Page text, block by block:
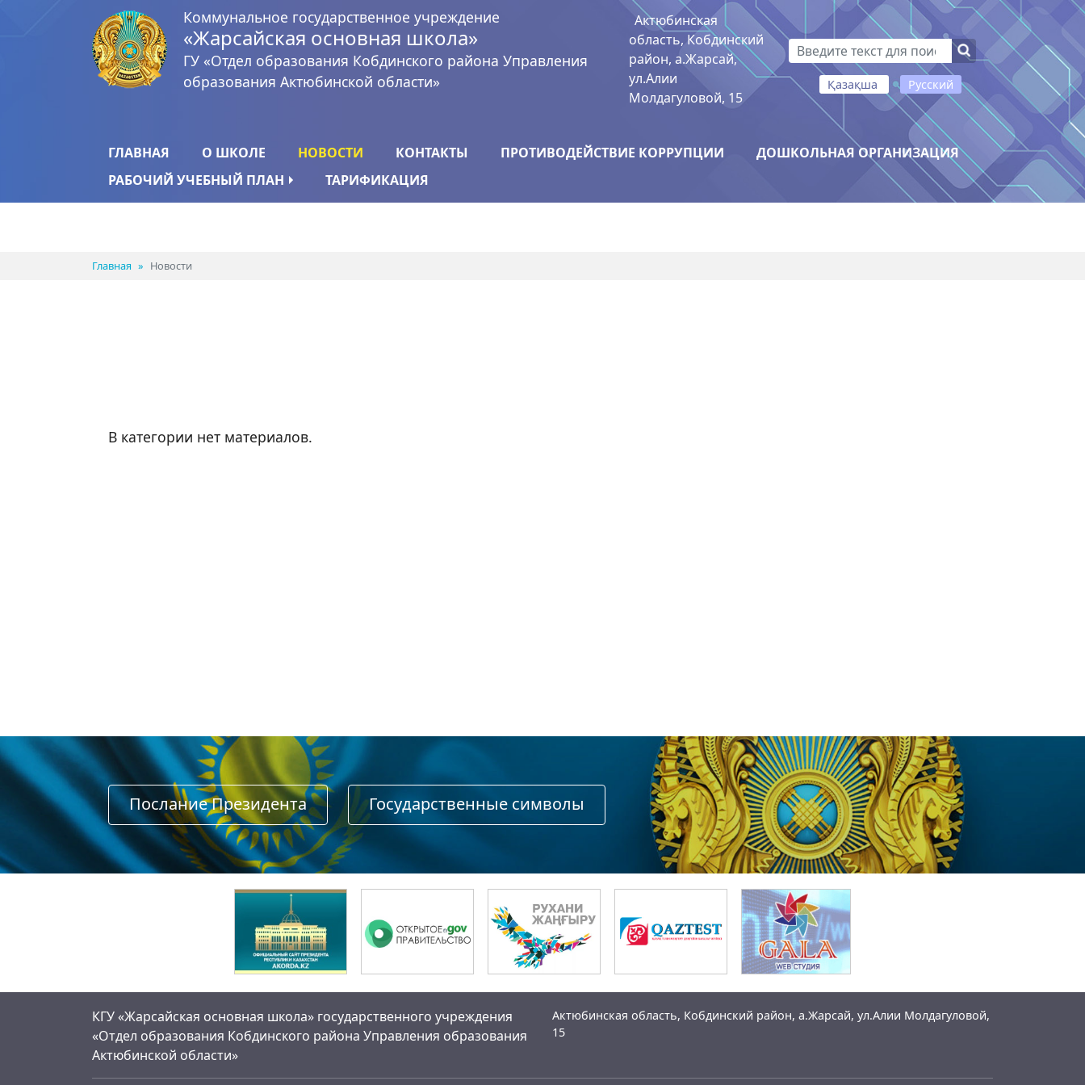
Коммунальное государственное учреждение
«Жарсайская основная школа»
ГУ «Отдел образования Кобдинского района Управления
образования Актюбинской области»
Актюбинская
область, Кобдинский
район, а.Жарсай,
ул.Алии
Молдагуловой, 15
Қазақша Русский
ГЛАВНАЯ О ШКОЛЕ НОВОСТИ КОНТАКТЫ ПРОТИВОДЕЙСТВИЕ КОРРУПЦИИ
ДОШКОЛЬНАЯ ОРГАНИЗАЦИЯ
РАБОЧИЙ УЧЕБНЫЙ ПЛАН
ТАРИФИКАЦИЯ
Главная Новости
В категории нет материалов.
Послание Президента Государственные символы
КГУ «Жарсайская основная школа» государственного учреждения
«Отдел образования Кобдинского района Управления образования
Актюбинской области»
Актюбинская область, Кобдинский район, а.Жарсай, ул.Алии Молдагуловой,
15